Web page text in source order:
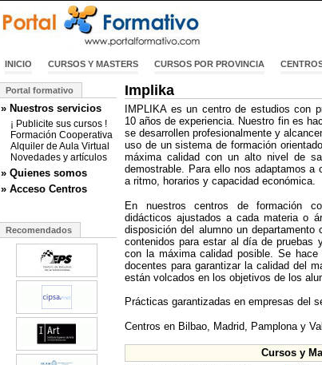
INICIO CURSOS Y MASTERS CURSOS POR PROVINCIA
Portal formativo
» Nuestros servicios
¡ Publicite sus cursos !
Formación Cooperativa
Alquiler de Aula Virtual
Novedades y artículos
» Quienes somos
» Acceso Centros
Recomendados
Implika
IMPLIKA es un centro de estudios con
10 años de experiencia. Nuestro fin es
se desarrollen profesionalmente y
uso de un sistema de formación
máxima calidad con un alto nivel de
demostrable. Para ello nos adaptamos a
a ritmo, horarios y capacidad económica.
En nuestros centros de formación
didácticos ajustados a cada materia o
disposición del alumno un departamento
contenidos para estar al día de pruebas
con la máxima calidad posible. Se
docentes para garantizar la calidad del
están volcados en los objetivos de los
Prácticas garantizadas en empresas del
Centros en Bilbao, Madrid, Pamplona y
Cursos y